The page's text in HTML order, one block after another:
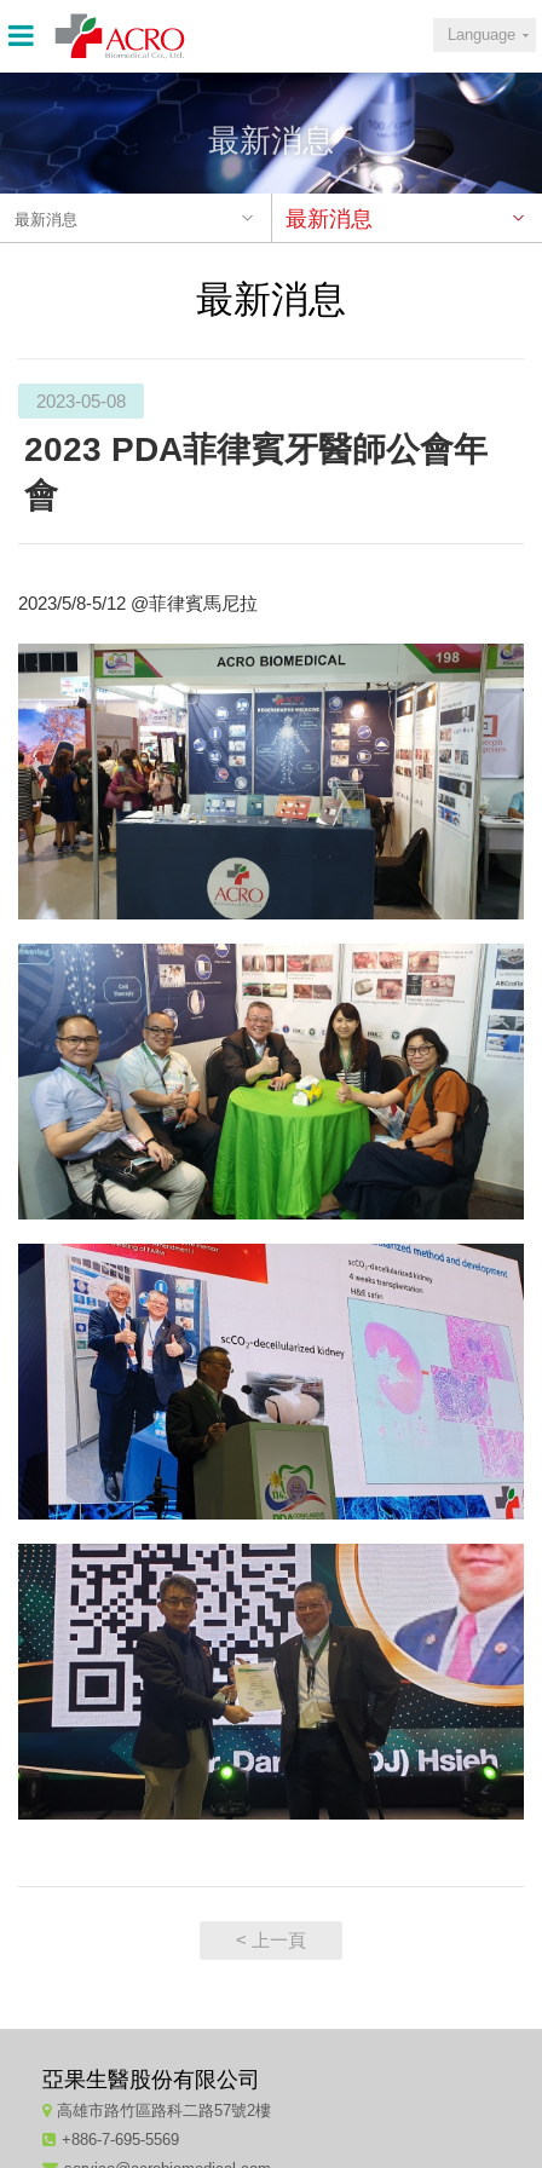
Language
最新消息
最新消息 最新消息
最新消息
2023-05-08
2023 PDA菲律賓牙醫師公會年
會
2023/5/8-5/12 @菲律賓馬尼拉
< 上一頁
亞果生醫股份有限公司
高雄市路竹區路科二路57號2樓
+886-7-695-5569